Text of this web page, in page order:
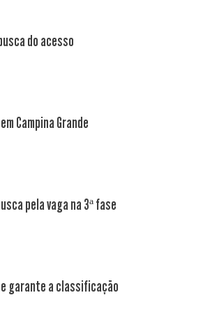
do acesso
Campina Grande
pela vaga na 3ª fase
e garante a classificação